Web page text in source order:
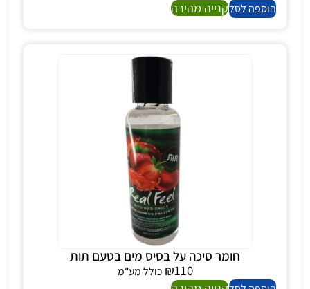
הוספה לסלקנייה מהירה
חומר סיכה על בסיס מים בטעם תות
₪110
כולל מע"מ